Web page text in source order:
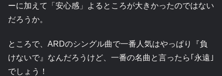
ーに加えて「安心感」よるところが大きかったのではない
だろうか。
ところで、ARDのシングル曲で一番人気はやっぱり『負
けないで』なんだろうけど、一番の名曲と言ったら｢永遠｣
でしょう！